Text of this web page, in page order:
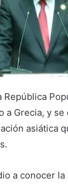
República
a Grecia, y
asiática
a conocer la